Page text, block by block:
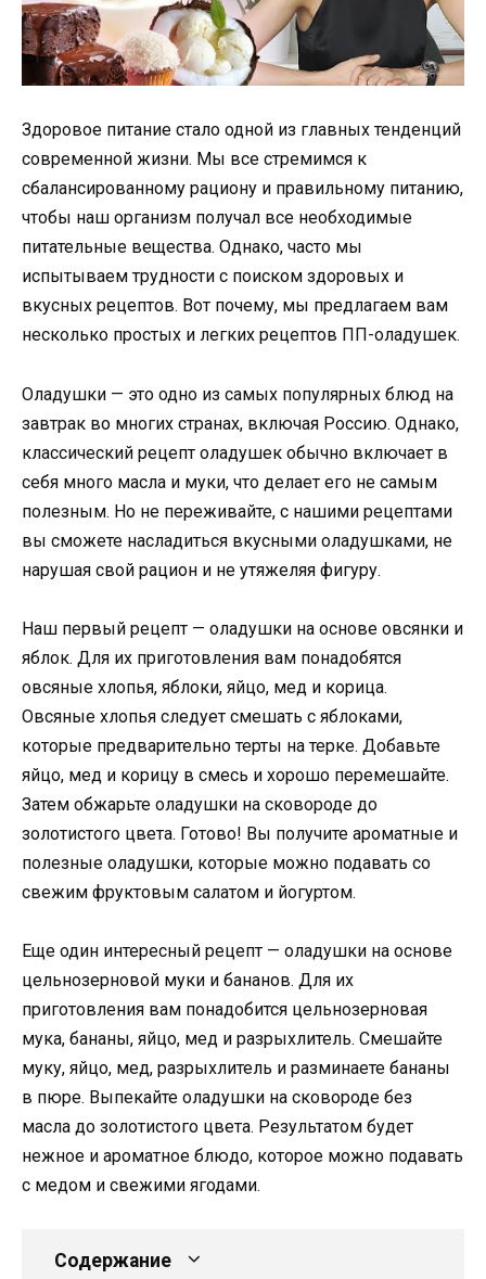
Здоровое питание стало одной из главных тенденций
современной жизни. Мы все стремимся к
сбалансированному рациону и правильному питанию,
чтобы наш организм получал все необходимые
питательные вещества. Однако, часто мы
испытываем трудности с поиском здоровых и
вкусных рецептов. Вот почему, мы предлагаем вам
несколько простых и легких рецептов ПП-оладушек.
Оладушки — это одно из самых популярных блюд на
завтрак во многих странах, включая Россию. Однако,
классический рецепт оладушек обычно включает в
себя много масла и муки, что делает его не самым
полезным. Но не переживайте, с нашими рецептами
вы сможете насладиться вкусными оладушками, не
нарушая свой рацион и не утяжеляя фигуру.
Наш первый рецепт — оладушки на основе овсянки и
яблок. Для их приготовления вам понадобятся
овсяные хлопья, яблоки, яйцо, мед и корица.
Овсяные хлопья следует смешать с яблоками,
которые предварительно терты на терке. Добавьте
яйцо, мед и корицу в смесь и хорошо перемешайте.
Затем обжарьте оладушки на сковороде до
золотистого цвета. Готово! Вы получите ароматные и
полезные оладушки, которые можно подавать со
свежим фруктовым салатом и йогуртом.
Еще один интересный рецепт — оладушки на основе
цельнозерновой муки и бананов. Для их
приготовления вам понадобится цельнозерновая
мука, бананы, яйцо, мед и разрыхлитель. Смешайте
муку, яйцо, мед, разрыхлитель и разминаете бананы
в пюре. Выпекайте оладушки на сковороде без
масла до золотистого цвета. Результатом будет
нежное и ароматное блюдо, которое можно подавать
с медом и свежими ягодами.
Содержание